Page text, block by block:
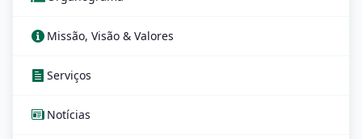
Missão, Visão & Valores
Serviços
Notícias